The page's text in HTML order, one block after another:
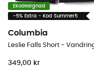
Ekodesignad
-5% Extra - Kod Summer5
Columbia
349,00 kr